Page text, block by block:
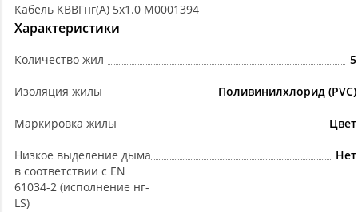
Кабель КВВГнг(А) 5х1.0 M0001394
Характеристики
Количество жил 5
Изоляция жилы Поливинилхлорид (PVC)
Маркировка жилы Цвет
Низкое выделение дыма
в соответствии с EN
61034-2 (исполнение нг-
LS)
Нет